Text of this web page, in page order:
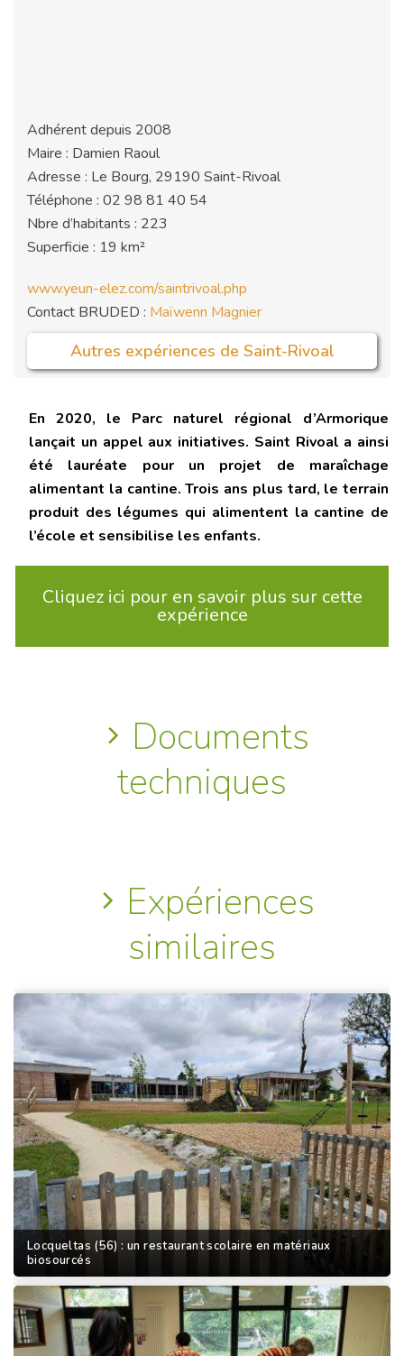
Adhérent depuis 2008
Maire : Damien Raoul
Adresse : Le Bourg, 29190 Saint-Rivoal
Téléphone : 02 98 81 40 54
Nbre d’habitants : 223
Superficie : 19 km²
www.yeun-elez.com/saintrivoal.php
Contact BRUDED : Maïwenn Magnier
Autres expériences de Saint-Rivoal
En 2020, le Parc naturel régional d’Armorique
lançait un appel aux initiatives. Saint Rivoal a ainsi
été lauréate pour un projet de maraîchage
alimentant la cantine. Trois ans plus tard, le terrain
produit des légumes qui alimentent la cantine de
l’école et sensibilise les enfants.
Cliquez ici pour en savoir plus sur cette
expérience
Documents
techniques
Expériences
similaires
Locqueltas (56) : un restaurant scolaire en matériaux
biosourcés